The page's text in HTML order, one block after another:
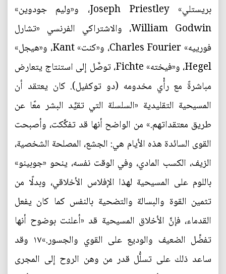
بریستلي» Joseph Priestley، و«وليم جودوین»
William Godwin، والاشتراكي الفرنسي «تشارل
فورييه» Charles Fourier، و«كنت» Kant، و«هيجل»
Hegel، و«فيخته» Fichte، توصَّل إلى استنتاج يتعارض
مباشرةً مع رأْي مخدومه (دو توكفيل). كان يعتقد أن
المسيحية التقليدية «السلسلة التي تقيِّد البشر معًا عن
طريق معتقداتهم.» من الواضح أنها قد تفكَّكت، وأصبحت
القوى السائدة هذه الأيام هي: الجشع، المصلحة الشخصية،
الزيف، الكسب المادي، وفي الوقت نفسه، ينحو «جوبينو»
باللوم على المسيحية لهذا الإفلاس الأخلاقي، وبدلًا من
تثمين القوة والبسالة والتضحية بالنفس كما كان يفعل
القدماء، فإنَّ الأخلاق المسيحية قد «أعلنت بوضوح أنها
تفضِّل الضعيف والوديع على القوي والجسور.»١٧ وقد
ساعد ذلك على تسلُّل قدر من وهن الروح إلى المجرى